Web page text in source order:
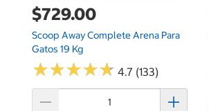
$729.00
Scoop Away Complete Arena Para
Gatos 19 Kg
★★★★★
★★★★★ 4.7 (133)